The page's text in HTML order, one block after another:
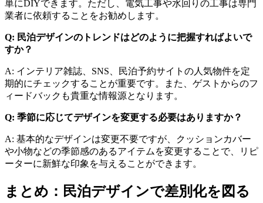
単にDIYできます。ただし、電気工事や水回りの工事は専門
業者に依頼することをお勧めします。
Q: 民泊デザインのトレンドはどのように把握すればよいで
すか？
A: インテリア雑誌、SNS、民泊予約サイトの人気物件を定
期的にチェックすることが重要です。また、ゲストからのフ
ィードバックも貴重な情報源となります。
Q: 季節に応じてデザインを変更する必要はありますか？
A: 基本的なデザインは変更不要ですが、クッションカバー
や小物などの季節感のあるアイテムを変更することで、リピ
ーターに新鮮な印象を与えることができます。
まとめ：民泊デザインで差別化を図る